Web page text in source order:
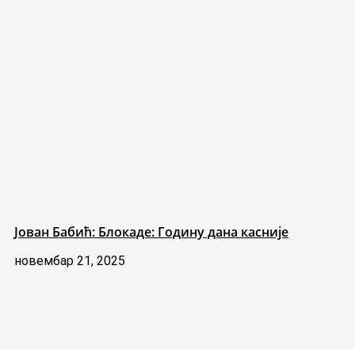
Јован Бабић: Блокаде: Годину дана касније
новембар 21, 2025